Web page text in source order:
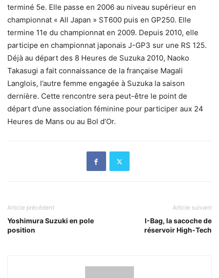
terminé 5e. Elle passe en 2006 au niveau supérieur en
championnat « All Japan » ST600 puis en GP250. Elle
termine 11e du championnat en 2009. Depuis 2010, elle
participe en championnat japonais J-GP3 sur une RS 125.
Déjà au départ des 8 Heures de Suzuka 2010, Naoko
Takasugi a fait connaissance de la française Magali
Langlois, l’autre femme engagée à Suzuka la saison
dernière. Cette rencontre sera peut-être le point de
départ d’une association féminine pour participer aux 24
Heures de Mans ou au Bol d’Or.
Article précédent
Yoshimura Suzuki en pole
position
Article suivant
I-Bag, la sacoche de
réservoir High-Tech